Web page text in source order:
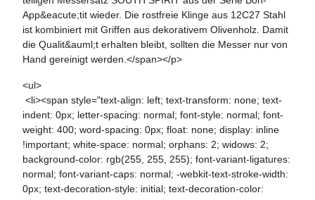
App&eacute;tit wieder. Die rostfreie Klinge aus 12C27 Stahl
ist kombiniert mit Griffen aus dekorativem Olivenholz. Damit
die Qualit&auml;t erhalten bleibt, sollten die Messer nur von
Hand gereinigt werden.</span></p>
<ul>
<li><span style="text-align: left; text-transform: none; text-
indent: 0px; letter-spacing: normal; font-style: normal; font-
weight: 400; word-spacing: 0px; float: none; display: inline
!important; white-space: normal; orphans: 2; widows: 2;
background-color: rgb(255, 255, 255); font-variant-ligatures:
normal; font-variant-caps: normal; -webkit-text-stroke-width:
0px; text-decoration-style: initial; text-decoration-color: